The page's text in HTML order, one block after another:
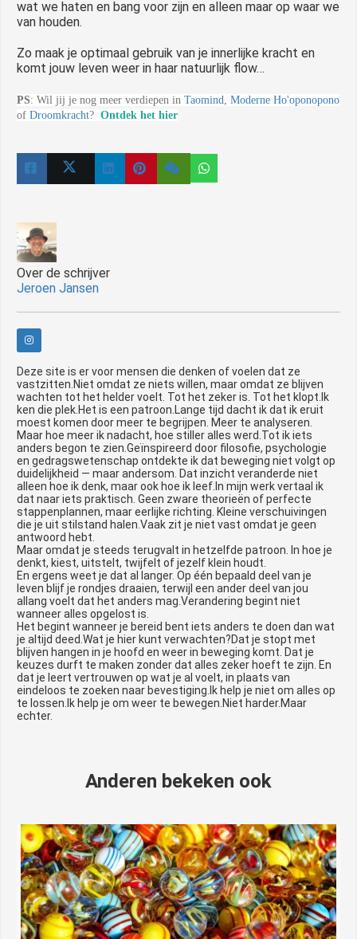
wat we haten en bang voor zijn en alleen maar op waar we
van houden.
Zo maak je optimaal gebruik van je innerlijke kracht en
komt jouw leven weer in haar natuurlijk flow…
PS: Wil jij je nog meer verdiepen in Taomind, Moderne Ho'oponopono
of Droomkracht? Ontdek het hier
Over de schrijver
Jeroen Jansen
Deze site is er voor mensen die denken of voelen dat ze
vastzitten.Niet omdat ze niets willen, maar omdat ze blijven
wachten tot het helder voelt. Tot het zeker is. Tot het klopt.Ik
ken die plek.Het is een patroon.Lange tijd dacht ik dat ik eruit
moest komen door meer te begrijpen. Meer te analyseren.
Maar hoe meer ik nadacht, hoe stiller alles werd.Tot ik iets
anders begon te zien.Geïnspireerd door filosofie, psychologie
en gedragswetenschap ontdekte ik dat beweging niet volgt op
duidelijkheid — maar andersom. Dat inzicht veranderde niet
alleen hoe ik denk, maar ook hoe ik leef.In mijn werk vertaal ik
dat naar iets praktisch. Geen zware theorieën of perfecte
stappenplannen, maar eerlijke richting. Kleine verschuivingen
die je uit stilstand halen.Vaak zit je niet vast omdat je geen
antwoord hebt.
Maar omdat je steeds terugvalt in hetzelfde patroon. In hoe je
denkt, kiest, uitstelt, twijfelt of jezelf klein houdt.
En ergens weet je dat al langer. Op één bepaald deel van je
leven blijf je rondjes draaien, terwijl een ander deel van jou
allang voelt dat het anders mag.Verandering begint niet
wanneer alles opgelost is.
Het begint wanneer je bereid bent iets anders te doen dan wat
je altijd deed.Wat je hier kunt verwachten?Dat je stopt met
blijven hangen in je hoofd en weer in beweging komt. Dat je
keuzes durft te maken zonder dat alles zeker hoeft te zijn. En
dat je leert vertrouwen op wat je al voelt, in plaats van
eindeloos te zoeken naar bevestiging.Ik help je niet om alles op
te lossen.Ik help je om weer te bewegen.Niet harder.Maar
echter.
Anderen bekeken ook